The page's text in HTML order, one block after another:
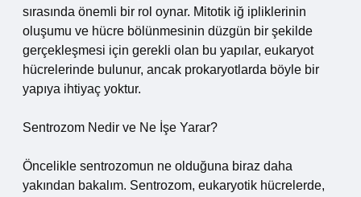
sırasında önemli bir rol oynar. Mitotik iğ ipliklerinin
oluşumu ve hücre bölünmesinin düzgün bir şekilde
gerçekleşmesi için gerekli olan bu yapılar, eukaryot
hücrelerinde bulunur, ancak prokaryotlarda böyle bir
yapıya ihtiyaç yoktur.
Sentrozom Nedir ve Ne İşe Yarar?
Öncelikle sentrozomun ne olduğuna biraz daha
yakından bakalım. Sentrozom, eukaryotik hücrelerde,